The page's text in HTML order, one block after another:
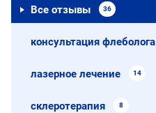
Все отзывы 36
консультация флеболога
лазерное лечение 14
склеротерапия 8